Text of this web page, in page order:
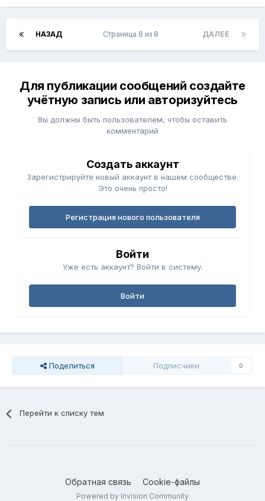
НАЗАД ДАЛЕЕ
Страница 8 из 8
Для публикации сообщений создайте
учётную запись или авторизуйтесь
Вы должны быть пользователем, чтобы оставить
комментарий
Создать аккаунт
Зарегистрируйте новый аккаунт в нашем сообществе.
Это очень просто!
Регистрация нового пользователя
Войти
Уже есть аккаунт? Войти в систему.
Войти
Поделиться Подписчики 0
Перейти к списку тем
Обратная связь Cookie-файлы
Powered by Invision Community